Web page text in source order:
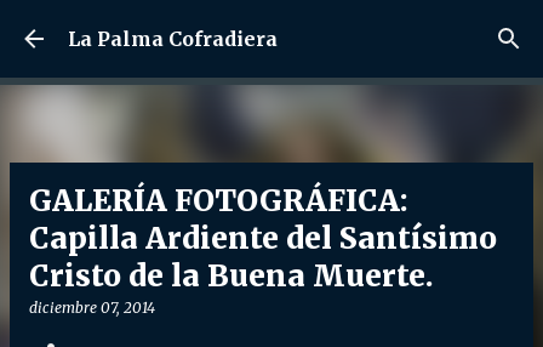
Ir al contenido principal
La Palma Cofradiera
GALERÍA FOTOGRÁFICA:
Capilla Ardiente del Santísimo
Cristo de la Buena Muerte.
diciembre 07, 2014